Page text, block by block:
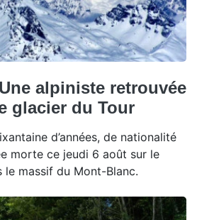
alpiniste retrouvée
glacier du Tour
d’années, de nationalité
morte ce jeudi 6 août sur le
le massif du Mont-Blanc.